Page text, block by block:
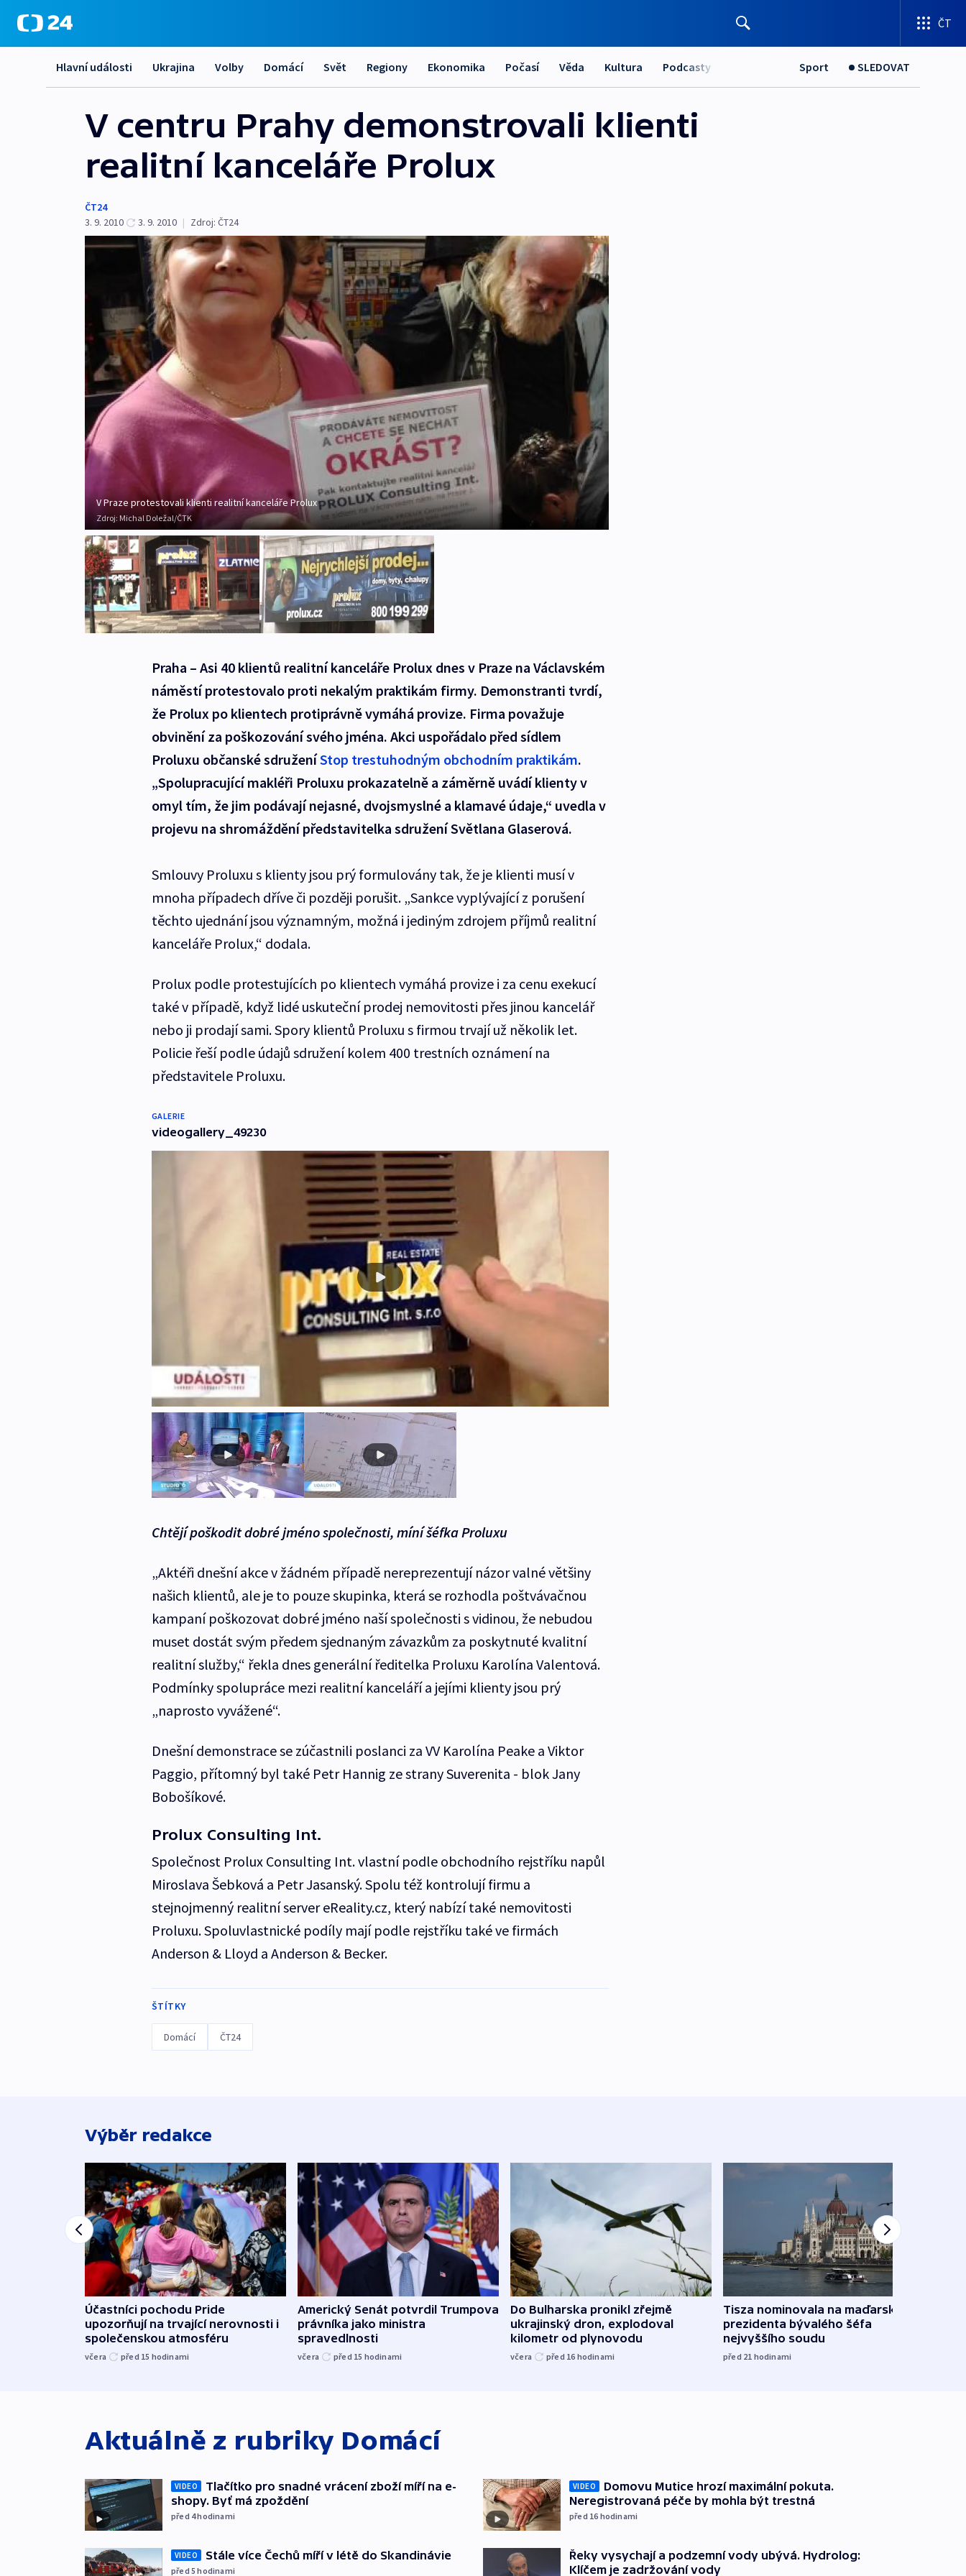
ČT
Hlavní události Ukrajina Volby Domácí Svět Regiony Ekonomika Počasí Věda Kultura Podcasty Sport SLEDOVAT
V centru Prahy demonstrovali klienti
realitní kanceláře Prolux
ČT24
3. 9. 2010
3. 9. 2010 | Zdroj: ČT24
V Praze protestovali klienti realitní kanceláře Prolux
Zdroj: Michal Doležal/ČTK
Praha – Asi 40 klientů realitní kanceláře Prolux dnes v Praze na Václavském
náměstí protestovalo proti nekalým praktikám firmy. Demonstranti tvrdí,
že Prolux po klientech protiprávně vymáhá provize. Firma považuje
obvinění za poškozování svého jména. Akci uspořádalo před sídlem
Proluxu občanské sdruženíStop trestuhodným obchodním praktikám.
„Spolupracující makléři Proluxu prokazatelně a záměrně uvádí klienty v
omyl tím, že jim podávají nejasné, dvojsmyslné a klamavé údaje,“ uvedla v
projevu na shromáždění představitelka sdružení Světlana Glaserová.
Smlouvy Proluxu s klienty jsou prý formulovány tak, že je klienti musí v
mnoha případech dříve či později porušit. „Sankce vyplývající z porušení
těchto ujednání jsou významným, možná i jediným zdrojem příjmů realitní
kanceláře Prolux,“ dodala.
Prolux podle protestujících po klientech vymáhá provize i za cenu exekucí
také v případě, když lidé uskuteční prodej nemovitosti přes jinou kancelář
nebo ji prodají sami. Spory klientů Proluxu s firmou trvají už několik let.
Policie řeší podle údajů sdružení kolem 400 trestních oznámení na
představitele Proluxu.
GALERIE
videogallery_49230
Chtějí poškodit dobré jméno společnosti, míní šéfka Proluxu
„Aktéři dnešní akce v žádném případě nereprezentují názor valné většiny
našich klientů, ale je to pouze skupinka, která se rozhodla poštvávačnou
kampaní poškozovat dobré jméno naší společnosti s vidinou, že nebudou
muset dostát svým předem sjednaným závazkům za poskytnuté kvalitní
realitní služby,“ řekla dnes generální ředitelka Proluxu Karolína Valentová.
Podmínky spolupráce mezi realitní kanceláří a jejími klienty jsou prý
„naprosto vyvážené“.
Dnešní demonstrace se zúčastnili poslanci za VV Karolína Peake a Viktor
Paggio, přítomný byl také Petr Hannig ze strany Suverenita - blok Jany
Bobošíkové.
Prolux Consulting Int.
Společnost Prolux Consulting Int. vlastní podle obchodního rejstříku napůl
Miroslava Šebková a Petr Jasanský. Spolu též kontrolují firmu a
stejnojmenný realitní server eReality.cz, který nabízí také nemovitosti
Proluxu. Spoluvlastnické podíly mají podle rejstříku také ve firmách
Anderson & Lloyd a Anderson & Becker.
ŠTÍTKY
Domácí ČT24
Výběr redakce
Účastníci pochodu Pride
upozorňují na trvající nerovnosti i
společenskou atmosféru
včera před 15 hodinami
Americký Senát potvrdil Trumpova
právníka jako ministra
spravedlnosti
včera před 15 hodinami
Do Bulharska pronikl zřejmě
ukrajinský dron, explodoval
kilometr od plynovodu
včera před 16 hodinami
Tisza nominovala na maďarského
prezidenta bývalého šéfa
nejvyššího soudu
před 21 hodinami
Aktuálně z rubriky Domácí
VIDEO
Tlačítko pro snadné vrácení zboží míří na e-
shopy. Byť má zpoždění
před 4hodinami
VIDEO Stále více Čechů míří v létě do Skandinávie
před 5hodinami
VIDEO
Domovu Mutice hrozí maximální pokuta.
Neregistrovaná péče by mohla být trestná
před 16 hodinami
Řeky vysychají a podzemní vody ubývá. Hydrolog:
Klíčem je zadržování vody